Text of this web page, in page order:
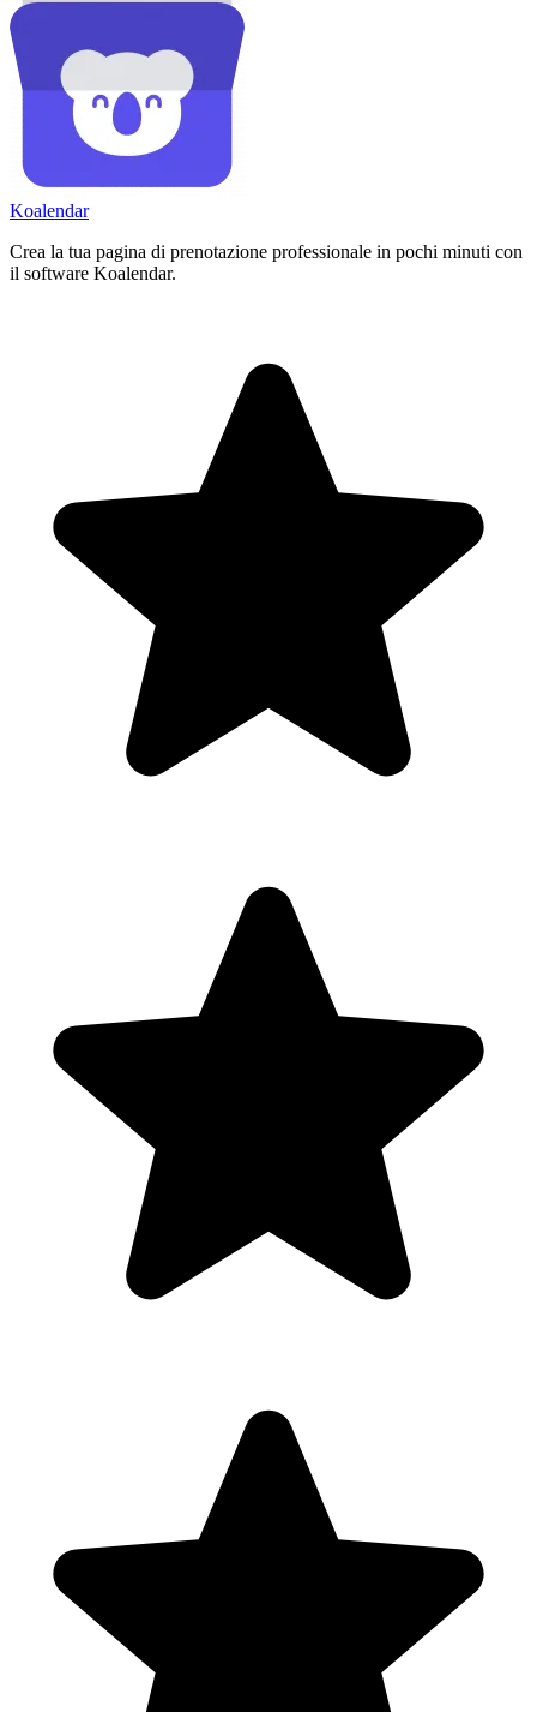
Koalendar
Crea la tua pagina di prenotazione professionale in pochi minuti con
il software Koalendar.